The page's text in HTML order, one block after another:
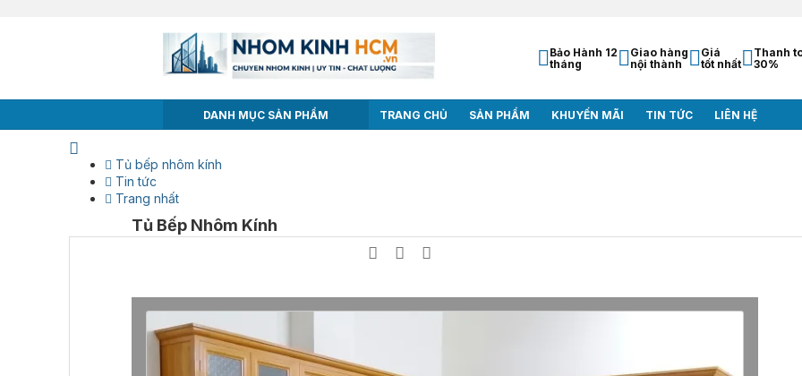
Bảo Hành 12
tháng
Giao hàng
nội thành
Giá
tốt nhất
Thanh
30%
DANH MỤC SẢN PHẨM TRANG CHỦ SẢN PHẨM KHUYẾN MÃI TIN TỨC LIÊN HỆ
Tủ bếp nhôm kính
Tin tức
Trang nhất
Tủ Bếp Nhôm Kính